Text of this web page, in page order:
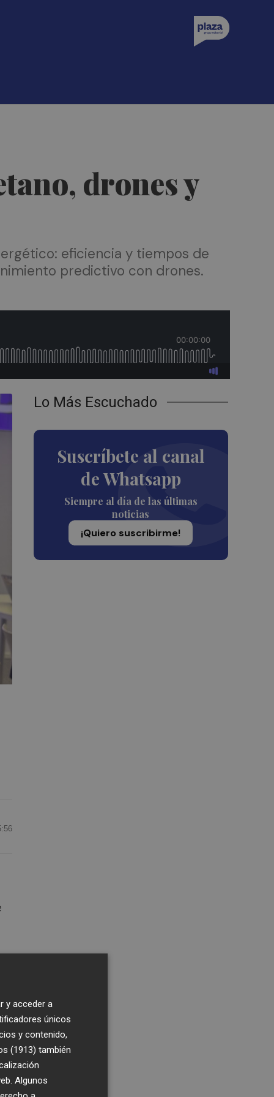
drones y
eficiencia y tiempos de
predictivo con drones.
Lo Más Escuchado
Suscríbete al canal
de Whatsapp
Siempre al día de las últimas
noticias
¡Quiero suscribirme!
y acceder a
únicos
y contenido,
(1913) también
Algunos